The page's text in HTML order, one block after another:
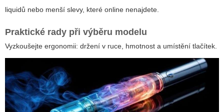
liquidů nebo menší slevy, které online nenajdete.
Praktické rady při výběru modelu
Vyzkoušejte ergonomii: držení v ruce, hmotnost a umístění tlačítek.